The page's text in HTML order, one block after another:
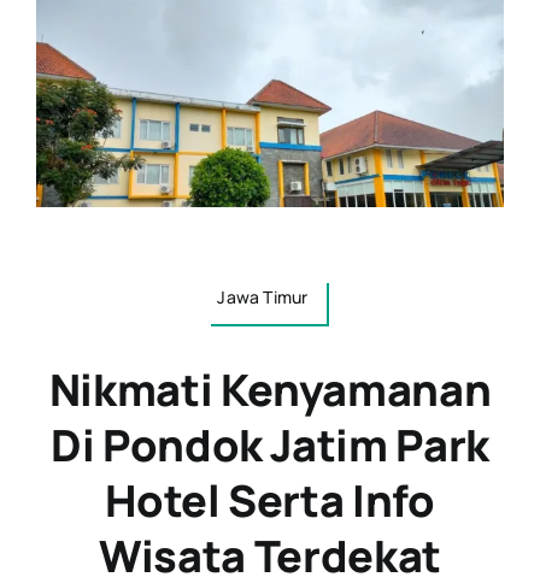
Jawa Timur
Nikmati Kenyamanan
Di Pondok Jatim Park
Hotel Serta Info
Wisata Terdekat